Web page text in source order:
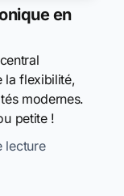
en
la flexibilité,
modernes.
petite !
lecture